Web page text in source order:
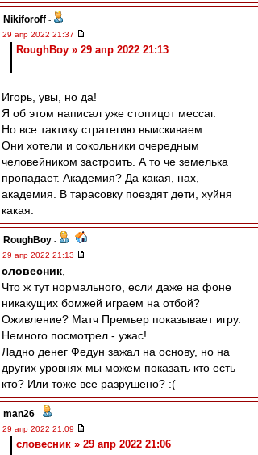
Nikiforoff -
29 апр 2022 21:37
RoughBoy » 29 апр 2022 21:13
Игорь, увы, но да!
Я об этом написал уже стопицот мессаг.
Но все тактику стратегию выискиваем.
Они хотели и сокольники очередным
человейником застроить. А то че земелька
пропадает. Академия? Да какая, нах,
академия. В тарасовку поездят дети, хуйня
какая.
RoughBoy -
29 апр 2022 21:13
словесник
Что ж тут нормального, если даже на фоне
никакущих бомжей играем на отбой?
Оживление? Матч Премьер показывает игру.
Немного посмотрел - ужас!
Ладно денег Федун зажал на основу, но на
других уровнях мы можем показать кто есть
кто? Или тоже все разрушено? :(
man26 -
29 апр 2022 21:09
словесник » 29 апр 2022 21:06